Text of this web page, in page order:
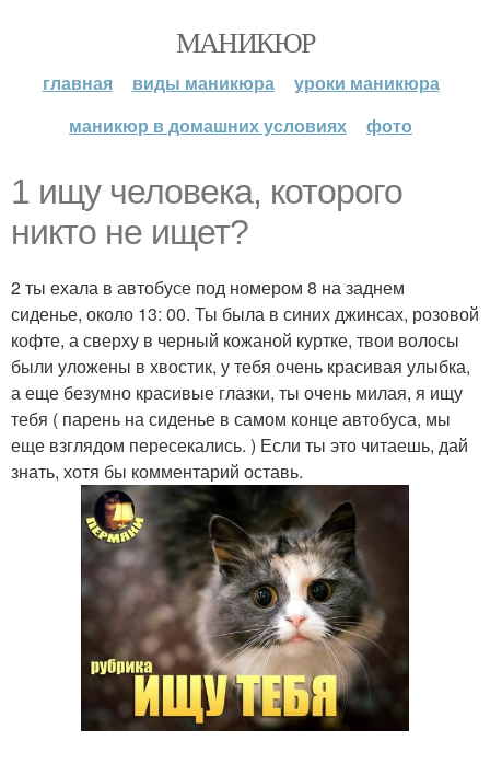
МАНИКЮР
главная виды маникюра
уроки маникюра
маникюр в домашних условиях
фото
1 ищу человека, которого
никто не ищет?
2 ты ехала в автобусе под номером 8 на заднем
сиденье, около 13: 00. Ты была в синих джинсах, розовой
кофте, а сверху в черный кожаной куртке, твои волосы
были уложены в хвостик, у тебя очень красивая улыбка,
а еще безумно красивые глазки, ты очень милая, я ищу
тебя ( парень на сиденье в самом конце автобуса, мы
еще взглядом пересекались. ) Если ты это читаешь, дай
знать, хотя бы комментарий оставь.